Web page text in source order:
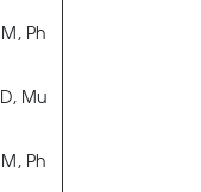
M, Ph
D, Mu
M, Ph